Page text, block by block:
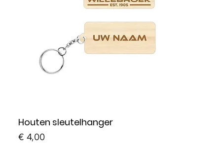
Houten sleutelhanger
Prijs
€ 4,00